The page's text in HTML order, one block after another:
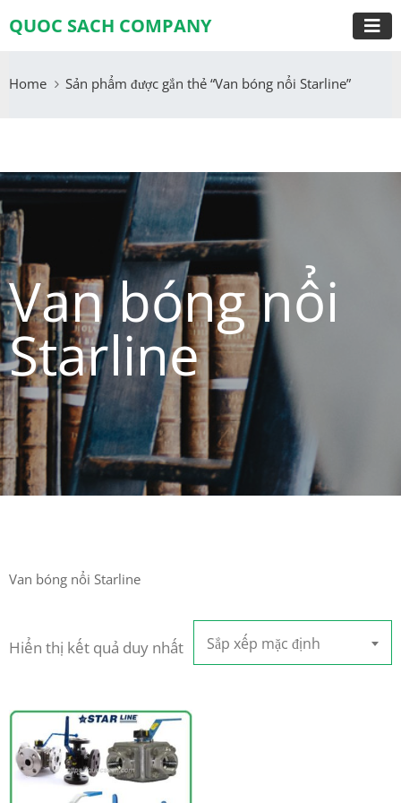
QUOC SACH COMPANY
Home Sản phẩm được gắn thẻ “Van bóng nổi Starline”
Van bóng nổi
Starline
Van bóng nổi Starline
Hiển thị kết quả duy nhất Sắp xếp mặc định